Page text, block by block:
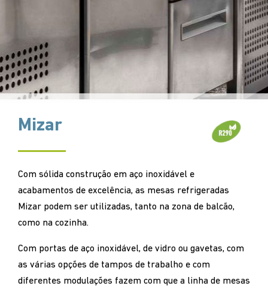
Mizar
Com sólida construção em aço inoxidável e
acabamentos de excelência, as mesas refrigeradas
Mizar podem ser utilizadas, tanto na zona de balcão,
como na cozinha.
Com portas de aço inoxidável, de vidro ou gavetas, com
as várias opções de tampos de trabalho e com
diferentes modulações fazem com que a linha de mesas